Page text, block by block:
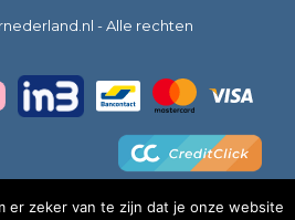
- Alle rechten
er zeker van te zijn dat je onze website